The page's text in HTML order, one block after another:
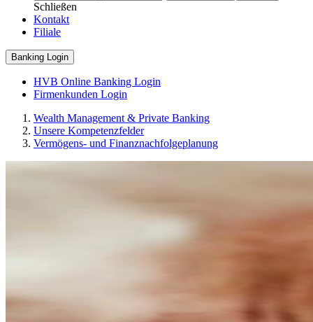
Schließen
Kontakt
Filiale
Banking Login
HVB Online Banking Login
Firmenkunden Login
Wealth Management & Private Banking
Unsere Kompetenzfelder
Vermögens- und Finanznachfolgeplanung